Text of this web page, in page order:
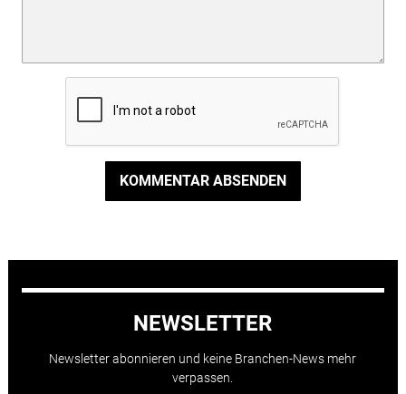
KOMMENTAR ABSENDEN
NEWSLETTER
Newsletter abonnieren und keine Branchen-News mehr
verpassen.